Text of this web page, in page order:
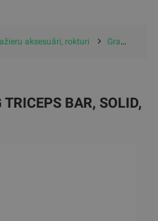
aksesuāri, rokturi Gravity R Revolving Triceps bar, solid, 2 kg, 51 cm
BAR, SOLID,